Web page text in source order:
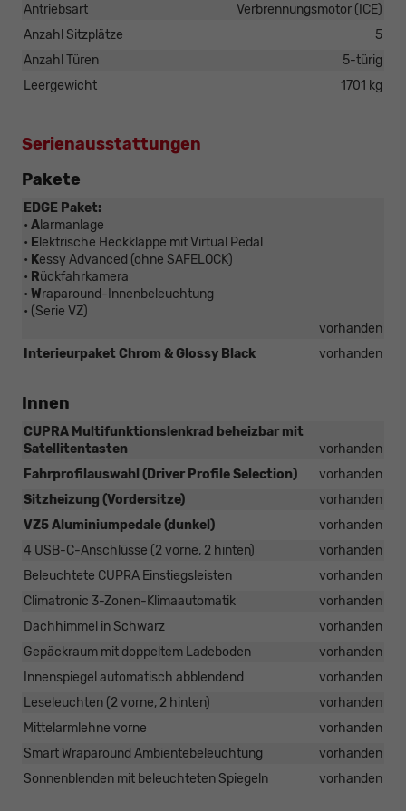
Antriebsart
Verbrennungsmotor (ICE)
Anzahl Sitzplätze
5
Anzahl Türen
5-türig
Leergewicht
1701 kg
Serienausstattungen
Pakete
EDGE Paket:
• Alarmanlage
• E lektrische Heckklappe mit Virtual Pedal
• Kessy Advanced (ohne SAFELOCK)
• Rückfahrkamera
• Wraparound-Innenbeleuchtung
• (Serie VZ)
vorhanden
Interieurpaket Chrom & Glossy Black
vorhanden
Innen
CUPRA Multifunktionslenkrad beheizbar mit
Satellitentasten
vorhanden
Fahrprofilauswahl (Driver Profile Selection)
vorhanden
Sitzheizung (Vordersitze)
vorhanden
VZ5 Aluminiumpedale (dunkel)
vorhanden
4 USB-C-Anschlüsse (2 vorne, 2 hinten)
vorhanden
Beleuchtete CUPRA Einstiegsleisten
vorhanden
Climatronic 3-Zonen-Klimaautomatik
vorhanden
Dachhimmel in Schwarz
vorhanden
Gepäckraum mit doppeltem Ladeboden
vorhanden
Innenspiegel automatisch abblendend
vorhanden
Leseleuchten (2 vorne, 2 hinten)
vorhanden
Mittelarmlehne vorne
vorhanden
Smart Wraparound Ambientebeleuchtung
vorhanden
Sonnenblenden mit beleuchteten Spiegeln
vorhanden